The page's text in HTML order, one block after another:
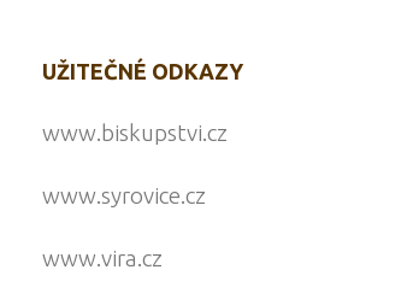
UŽITEČNÉ ODKAZY
www.biskupstvi.cz
www.syrovice.cz
www.vira.cz